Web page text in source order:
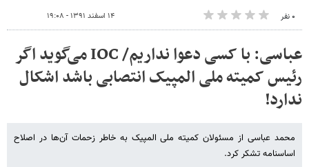
۰ نفر ۱۴ اسفند ۱۳۹۱ - ۱۹:۰۸
عباسی: با کسی دعوا نداریم/ IOC می‌گوید اگر
رئیس کمیته ملی المپیک انتصابی باشد اشکال
ندارد!
محمد عباسی از مسئولان کمیته ملی المپیک به خاطر زحمات آن‌ها در اصلاح
اساسنامه تشکر کرد.